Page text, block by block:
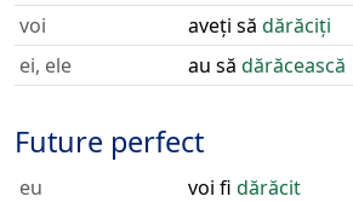
voi
aveți să dărăciți
ei, ele
au să dărăcească
Future perfect
eu voi fi dărăcit